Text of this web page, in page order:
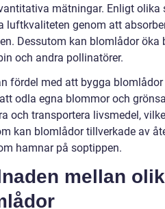
mätningar. Enligt
luftkvaliteten genom att
Dessutom kan blomlådor
och andra pollinatörer.
fördel med att bygga
odla egna blommor och
och transportera livsmedel,
kan blomlådor tillverkade av
hamnar på soptippen.
mellan